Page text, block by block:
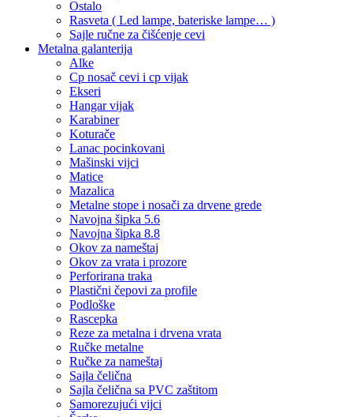
Ostalo
Rasveta ( Led lampe, bateriske lampe… )
Sajle ručne za čišćenje cevi
Metalna galanterija
Alke
Cp nosač cevi i cp vijak
Ekseri
Hangar vijak
Karabiner
Koturače
Lanac pocinkovani
Mašinski vijci
Matice
Mazalica
Metalne stope i nosači za drvene grede
Navojna šipka 5.6
Navojna šipka 8.8
Okov za nameštaj
Okov za vrata i prozore
Perforirana traka
Plastični čepovi za profile
Podloške
Rascepka
Reze za metalna i drvena vrata
Ručke metalne
Ručke za nameštaj
Sajla čelična
Sajla čelična sa PVC zaštitom
Samorezujući vijci